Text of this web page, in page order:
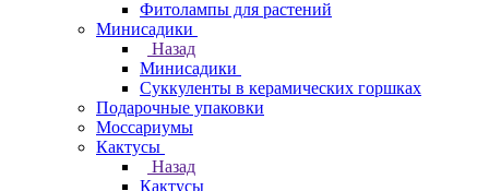
Фитолампы для растений
Минисадики
Назад
Минисадики
Суккуленты в керамических горшках
Подарочные упаковки
Моссариумы
Кактусы
Назад
Кактусы